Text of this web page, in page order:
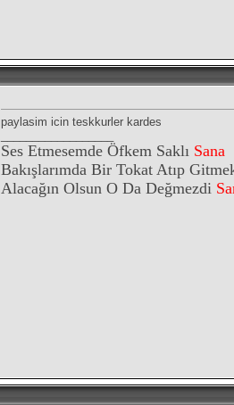
paylasim icin teskkurler kardes
Ses Etmesemde Öfkem Saklı Sana
Bakışlarımda Bir Tokat Atıp
Alacağın Olsun O Da Değmezdi